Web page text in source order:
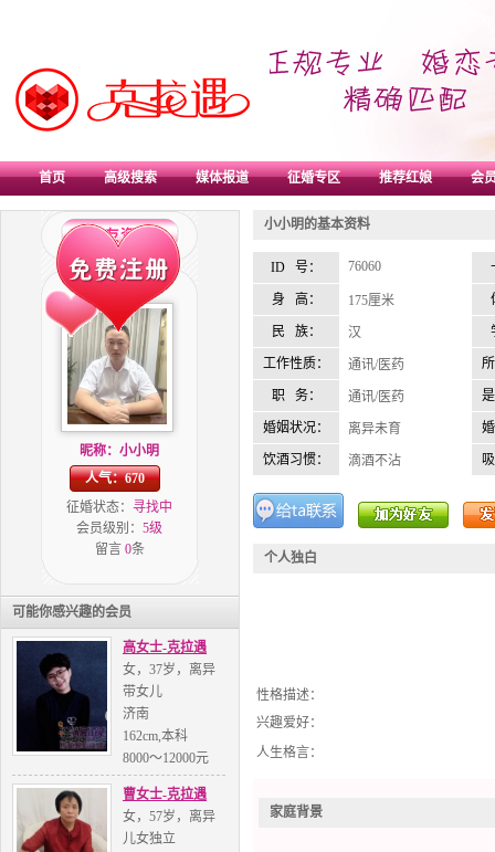
首页 高级搜索 媒体报道 征婚专区 推荐红娘 会
昵称：小小明
人气：670
征婚状态： 寻找中
会员级别： 5级
留言 0条
可能你感兴趣的会员
高女士-克拉遇
女，37岁，离异
带女儿
济南
162cm,本科
8000～12000元
曹女士-克拉遇
女，57岁，离异
儿女独立
小小明的基本资料
ID 号： 76060
身 高： 175厘米
民 族： 汉
工作性质： 通讯/医药
职 务： 通讯/医药
婚姻状况： 离异未育
饮酒习惯： 滴酒不沾
个人独白
性格描述：
兴趣爱好：
人生格言：
家庭背景